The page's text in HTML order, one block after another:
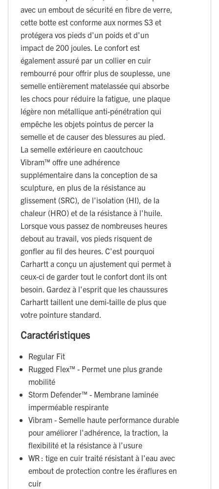
avec un embout de sécurité en fibre de verre,
cette botte est conforme aux normes S3 et
protégera vos pieds d'un poids et d'un
impact de 200 joules. Le confort est
également assuré par un collier en cuir
rembourré pour offrir plus de souplesse, une
semelle entièrement matelassée qui absorbe
les chocs pour réduire la fatigue, une plaque
légère non métallique anti-pénétration qui
empêche les objets pointus de percer la
semelle et de causer des blessures au pied.
La semelle extérieure en caoutchouc
Vibram™ offre une adhérence
supplémentaire dans la conception de sa
sculpture, en plus de la résistance au
glissement (SRC), de l'isolation (HI), de la
chaleur (HRO) et de la résistance à l'huile.
Lorsque vous passez de nombreuses heures
debout au travail, vos pieds risquent de
gonfler au fil des heures. C'est pourquoi
Carhartt a conçu un ajustement qui permet à
ceux-ci de garder tout le confort dont ils ont
besoin. Gardez à l'esprit que les chaussures
Carhartt taillent une demi-taille de plus que
votre pointure standard.
Caractéristiques
Regular Fit
Rugged Flex™ - Permet une plus grande
mobilité
Storm Defender™ - Membrane laminée
imperméable respirante
Vibram - Semelle haute performance durable
pour améliorer l'adhérence, la traction, la
flexibilité et la résistance à l’usure
WR : tige en cuir traité résistant à l'eau avec
embout de protection contre les éraflures en
cuir